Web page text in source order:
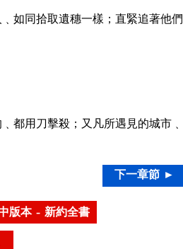
如同拾取遺穗一樣；直緊追著他們
都用刀擊殺；又凡所遇見的城市﹑
下一章節 ►
版本 – 新約全書